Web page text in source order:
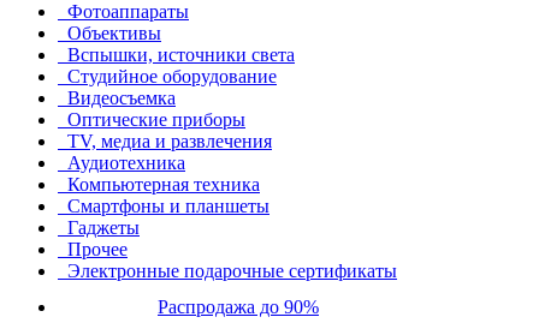
Фотоаппараты
Объективы
Вспышки, источники света
Студийное оборудование
Видеосъемка
Оптические приборы
TV, медиа и развлечения
Аудиотехника
Компьютерная техника
Смартфоны и планшеты
Гаджеты
Прочее
Электронные подарочные сертификаты
Распродажа до 90%